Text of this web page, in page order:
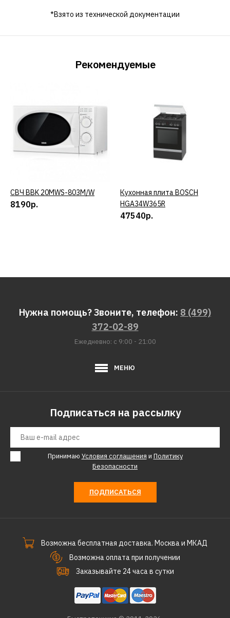
*Взято из технической документации
Рекомендуемые
КУПИТЬ
СВЧ BBK 20MWS-803M/W
8190р.
КУПИТЬ
Кухонная плита BOSCH
HGA34W365R
47540р.
Нужна помощь? Звоните, телефон: 8 (499)
372-02-89
Ежедневно: с 9:00 - 21:00
МЕНЮ
Подписаться на рассылку
Принимаю Условия соглашения и Политику
Безопасности
ПОДПИСАТЬСЯ
Возможна бесплатная доставка. Москва и МКАД
Возможна оплата при получении
Заказывайте 24 часа в сутки